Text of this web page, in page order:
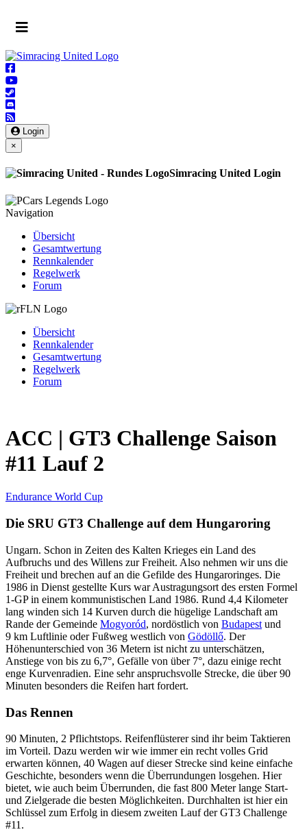
Login
×
Simracing United Login
Navigation
Übersicht
Gesamtwertung
Rennkalender
Regelwerk
Forum
Übersicht
Rennkalender
Gesamtwertung
Regelwerk
Forum
ACC | GT3 Challenge Saison
#11 Lauf 2
Endurance World Cup
Die SRU GT3 Challenge auf dem Hungaroring
Ungarn. Schon in Zeiten des Kalten Krieges ein Land des
Aufbruchs und des Willens zur Freiheit. Also nehmen wir uns die
Freiheit und brechen auf an die Gefilde des Hungaroringes. Die
1986 in Dienst gestellte Kurs war Austragungsort des ersten Formel
1-GP in einem kommunistischen Land 1986. Rund 4,4 Kilometer
lang winden sich 14 Kurven durch die hügelige Landschaft am
Rande der Gemeinde Mogyoród, nordöstlich von Budapest und
9 km Luftlinie oder Fußweg westlich von Gödöllő. Der
Höhenunterschied von 36 Metern ist nicht zu unterschätzen,
Anstiege von bis zu 6,7°, Gefälle von über 7°, dazu einige recht
enge Kurvenradien. Eine sehr anspruchsvolle Strecke, die über 90
Minuten besonders die Reifen hart fordert.
Das Rennen
90 Minuten, 2 Pflichtstops. Reifenflüsterer sind ihr beim Taktieren
im Vorteil. Dazu werden wir wie immer ein recht volles Grid
erwarten können, 40 Wagen auf dieser Strecke sind keine einfache
Geschichte, besonders wenn die Überrundungen losgehen. Hier
bietet, wie auch beim Überrunden, die fast 800 Meter lange Start-
und Zielgerade die besten Möglichkeiten. Durchhalten ist hier ein
Schlüssel zum Erfolg in diesem zweiten Lauf der GT3 Challenge
#11.